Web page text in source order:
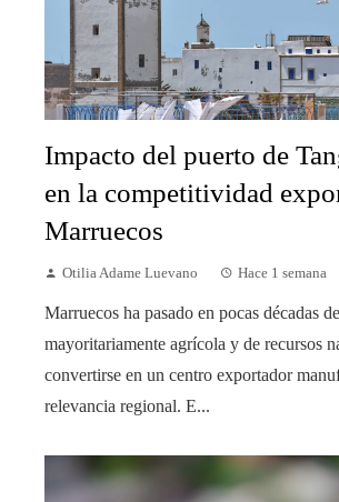
Impacto del puerto de
en la competitividad
Marruecos
Otilia Adame Luevano Hace 1 semana
Marruecos ha pasado en pocas décadas
mayoritariamente agrícola y de recursos
convertirse en un centro exportador
relevancia regional. E...